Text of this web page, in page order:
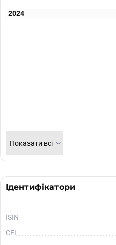
2024
Показати всі
Ідентифікатори
ISIN
CFI